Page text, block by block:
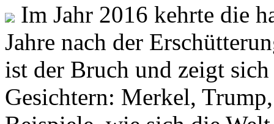
Im Jahr 2016 kehrte die
Jahre nach der
ist der Bruch und zeigt
Gesichtern: Merkel,